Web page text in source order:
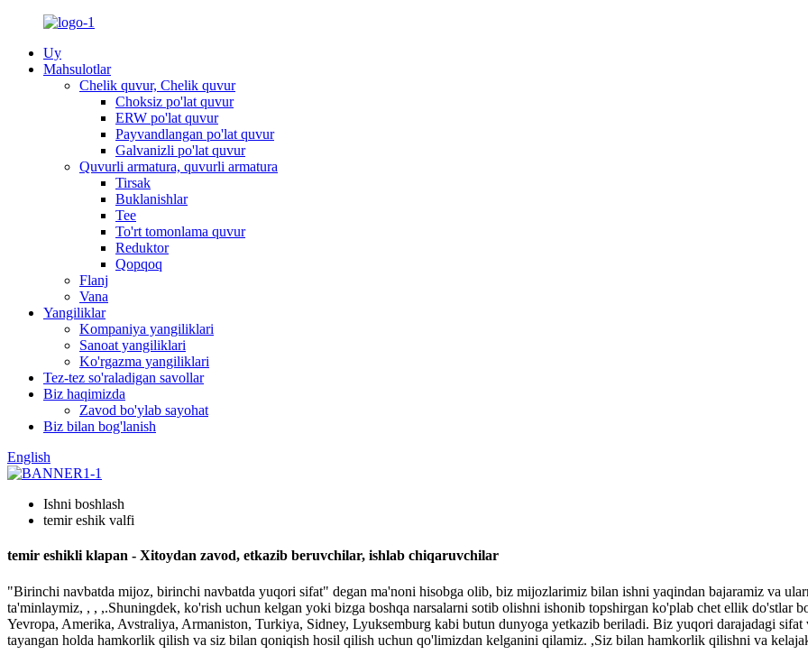
Uy
Mahsulotlar
Chelik quvur, Chelik quvur
Choksiz po'lat quvur
ERW po'lat quvur
Payvandlangan po'lat quvur
Galvanizli po'lat quvur
Quvurli armatura, quvurli armatura
Tirsak
Buklanishlar
Tee
To'rt tomonlama quvur
Reduktor
Qopqoq
Flanj
Vana
Yangiliklar
Kompaniya yangiliklari
Sanoat yangiliklari
Ko'rgazma yangiliklari
Tez-tez so'raladigan savollar
Biz haqimizda
Zavod bo'ylab sayohat
Biz bilan bog'lanish
English
Ishni boshlash
temir eshik valfi
temir eshikli klapan - Xitoydan zavod, etkazib beruvchilar, ishlab chiqaruvchilar
"Birinchi navbatda mijoz, birinchi navbatda yuqori sifat" degan ma'noni hisobga olib, biz mijozlarimiz bilan ishni yaqindan bajaramiz va
ta'minlaymiz, , , ,.Shuningdek, ko'rish uchun kelgan yoki bizga boshqa narsalarni sotib olishni ishonib topshirgan ko'plab chet ellik do'stlar
Yevropa, Amerika, Avstraliya, Armaniston, Turkiya, Sidney, Lyuksemburg kabi butun dunyoga yetkazib beriladi. Biz yuqori darajadagi
tayangan holda hamkorlik qilish va siz bilan qoniqish hosil qilish uchun qo'limizdan kelganini qilamiz. ,Siz bilan hamkorlik qilishni va